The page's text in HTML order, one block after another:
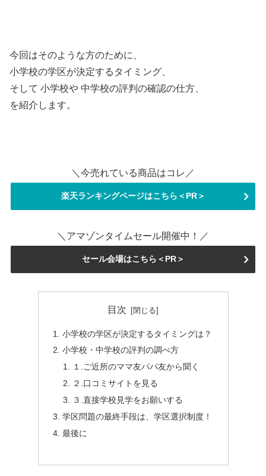
今回はそのような方のために、
小学校の学区が決定するタイミング、
そして 小学校や 中学校の評判の確認の仕方、
を紹介します。
＼今売れている商品はコレ／
楽天ランキングページはこちら＜PR＞
＼アマゾンタイムセール開催中！／
セール会場はこちら＜PR＞
目次
小学校の学区が決定するタイミングは？
小学校・中学校の評判の調べ方
１.ご近所のママ友パパ友から聞く
２.口コミサイトを見る
３.直接学校見学をお願いする
学区問題の最終手段は、学区選択制度！
最後に